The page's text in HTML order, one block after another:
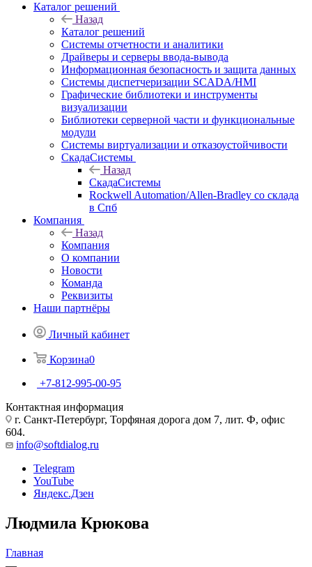
Каталог решений
Назад
Каталог решений
Системы отчетности и аналитики
Драйверы и серверы ввода-вывода
Информационная безопасность и защита данных
Системы диспетчеризации SCADA/HMI
Графические библиотеки и инструменты
визуализации
Библиотеки серверной части и функциональные
модули
Системы виртуализации и отказоустойчивости
СкадаСистемы
Назад
СкадаСистемы
Rockwell Automation/Allen-Bradley со склада
в Спб
Компания
Назад
Компания
О компании
Новости
Команда
Реквизиты
Наши партнёры
Личный кабинет
Корзина0
+7-812-995-00-95
Контактная информация
г. Санкт-Петербург, Торфяная дорога дом 7, лит. Ф, офис
604.
info@softdialog.ru
Telegram
YouTube
Яндекс.Дзен
Людмила Крюкова
Главная